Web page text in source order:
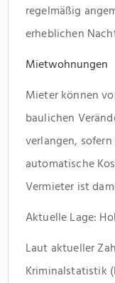
regelmäßig
erheblichen
Mietwohnungen
Mieter können
baulichen
verlangen,
automatische
Vermieter ist
Aktuelle Lage:
Laut aktueller
Kriminalstatistik